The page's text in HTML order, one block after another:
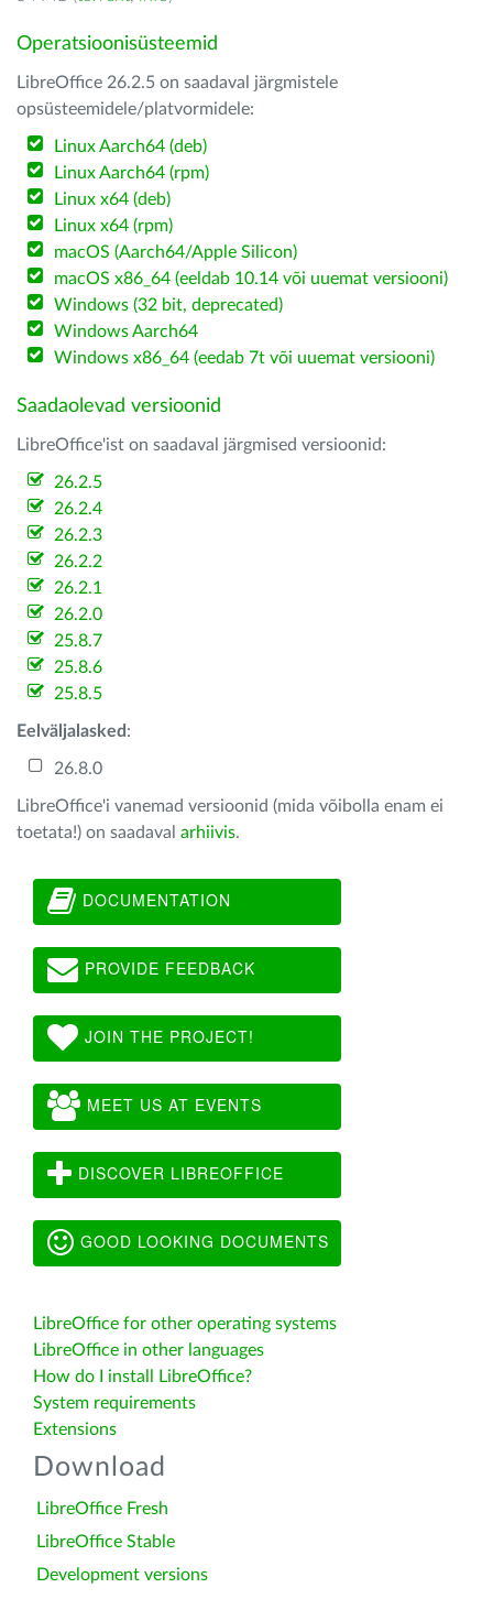
Operatsioonisüsteemid
LibreOffice 26.2.5 on saadaval järgmistele
opsüsteemidele/platvormidele:
Linux Aarch64 (deb)
Linux Aarch64 (rpm)
Linux x64 (deb)
Linux x64 (rpm)
macOS (Aarch64/Apple Silicon)
macOS x86_64 (eeldab 10.14 või uuemat versiooni)
Windows (32 bit, deprecated)
Windows Aarch64
Windows x86_64 (eedab 7t või uuemat versiooni)
Saadaolevad versioonid
LibreOffice'ist on saadaval järgmised versioonid:
26.2.5
26.2.4
26.2.3
26.2.2
26.2.1
26.2.0
25.8.7
25.8.6
25.8.5
Eelväljalasked :
26.8.0
LibreOffice'i vanemad versioonid (mida võibolla enam ei
toetata!) on saadaval arhiivis.
DOCUMENTATION
PROVIDE FEEDBACK
JOIN THE PROJECT!
MEET US AT EVENTS
DISCOVER LIBREOFFICE
GOOD LOOKING DOCUMENTS
LibreOffice for other operating systems
LibreOffice in other languages
How do I install LibreOffice?
System requirements
Extensions
Download
LibreOffice Fresh
LibreOffice Stable
Development versions